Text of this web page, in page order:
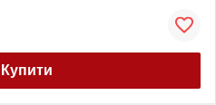
Купити